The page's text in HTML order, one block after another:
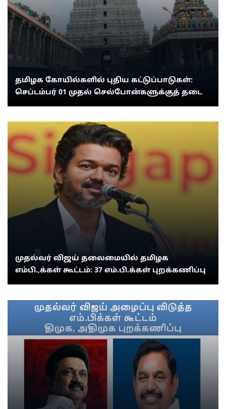
தமிழக கோயில்களில் புதிய கட்டுப்பாடுகள்:
செப்டம்பர் 01 முதல் செல்போன்களுக்குத் தடை
முதல்வர் விஜய் தலைமையில் தமிழக
எம்பி.,க்கள் கூட்டம்: 37 எம்.பி.க்கள் புறக்கணிப்பு